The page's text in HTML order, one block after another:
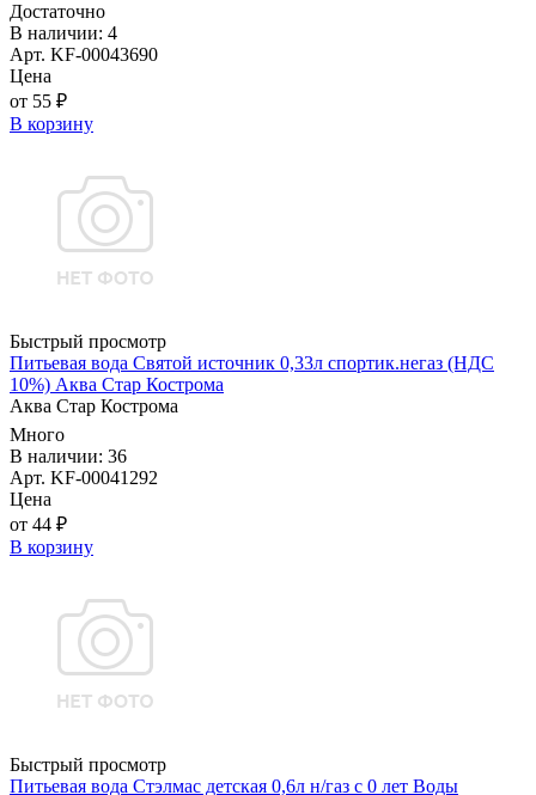
Достаточно
В наличии: 4
Арт. KF-00043690
Цена
от 55 ₽
В корзину
Быстрый просмотр
Питьевая вода Святой источник 0,33л спортик.негаз (НДС
10%) Аква Стар Кострома
Аква Стар Кострома
Много
В наличии: 36
Арт. KF-00041292
Цена
от 44 ₽
В корзину
Быстрый просмотр
Питьевая вода Стэлмас детская 0,6л н/газ с 0 лет Воды